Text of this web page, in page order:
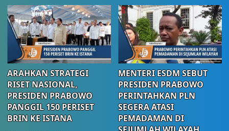
ARAHKAN STRATEGI
RISET NASIONAL,
PRESIDEN PRABOWO
PANGGIL 150 PERISET
BRIN KE ISTANA
MENTERI ESDM SEBUT
PRESIDEN PRABOWO
PERINTAHKAN PLN
SEGERA ATASI
PEMADAMAN DI